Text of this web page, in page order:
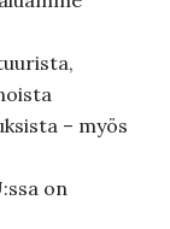
– myös
on